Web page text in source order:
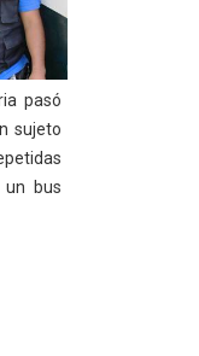
pasó
sujeto
un bus